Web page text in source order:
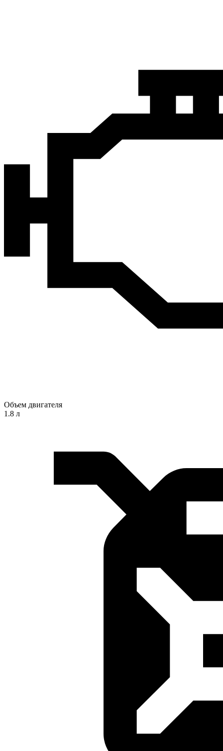
Объем двигателя
1.8 л